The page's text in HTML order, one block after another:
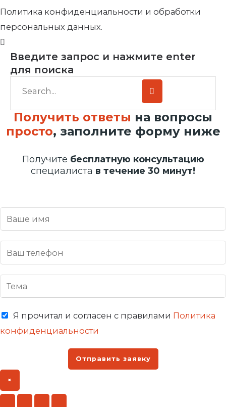
Политика конфиденциальности и обработки
персональных данных.
Введите запрос и нажмите enter
для поиска
Получить ответы на вопросы
просто, заполните форму ниже
Получите бесплатную консультацию
специалиста в течение 30 минут!
Я прочитал и согласен с правилами Политика
конфиденциальности
Отправить заявку
×